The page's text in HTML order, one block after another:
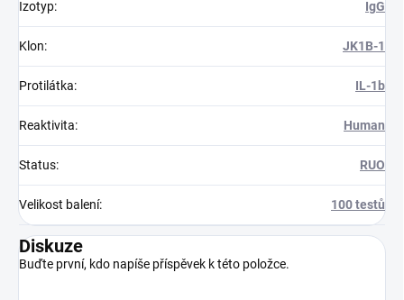
Izotyp: IgG
Klon: JK1B-1
Protilátka: IL-1b
Reaktivita: Human
Status: RUO
Velikost balení: 100 testů
Diskuze
Buďte první, kdo napíše příspěvek k této položce.